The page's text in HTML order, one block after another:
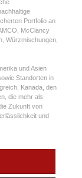
Portfolio an
McClancy
Würzmischungen,
und Asien
Standorten in
Kanada, den
die mehr als
Zukunft von
und